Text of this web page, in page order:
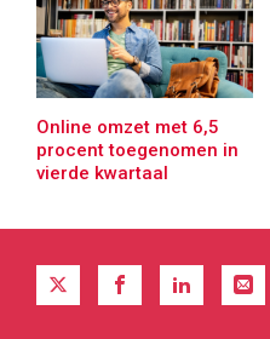
Online omzet met 6,5
procent toegenomen in
vierde kwartaal